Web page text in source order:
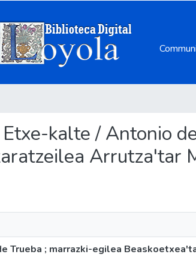
kalte / Antonio
Arrutza'tar
Trueba ; marrazki-egilea